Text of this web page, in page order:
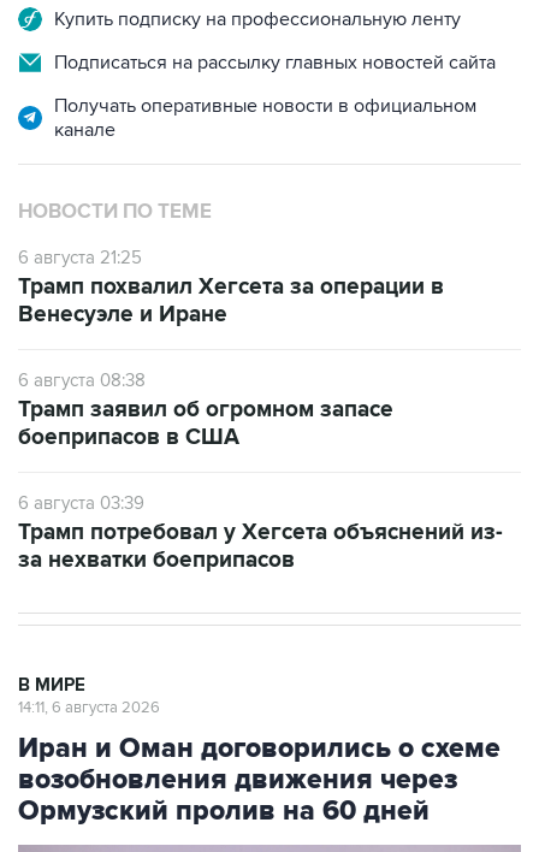
Купить подписку на профессиональную ленту
Подписаться на рассылку главных новостей сайта
Получать оперативные новости в официальном
канале
НОВОСТИ ПО ТЕМЕ
6 августа 21:25
Трамп похвалил Хегсета за операции в
Венесуэле и Иране
6 августа 08:38
Трамп заявил об огромном запасе
боеприпасов в США
6 августа 03:39
Трамп потребовал у Хегсета объяснений из-
за нехватки боеприпасов
В МИРЕ
14:11, 6 августа 2026
Иран и Оман договорились о схеме
возобновления движения через
Ормузский пролив на 60 дней